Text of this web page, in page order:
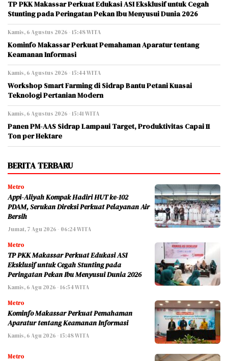
TP PKK Makassar Perkuat Edukasi ASI Eksklusif untuk Cegah
Stunting pada Peringatan Pekan Ibu Menyusui Dunia 2026
Kamis, 6 Agustus 2026 - 15:48 WITA
Kominfo Makassar Perkuat Pemahaman Aparatur tentang
Keamanan Informasi
Kamis, 6 Agustus 2026 - 15:44 WITA
Workshop Smart Farming di Sidrap Bantu Petani Kuasai
Teknologi Pertanian Modern
Kamis, 6 Agustus 2026 - 15:41 WITA
Panen PM-AAS Sidrap Lampaui Target, Produktivitas Capai 11
Ton per Hektare
BERITA TERBARU
Metro
Appi-Aliyah Kompak Hadiri HUT ke-102
PDAM, Serukan Direksi Perkuat Pelayanan Air
Bersih
Jumat, 7 Agu 2026 - 06:24 WITA
Metro
TP PKK Makassar Perkuat Edukasi ASI
Eksklusif untuk Cegah Stunting pada
Peringatan Pekan Ibu Menyusui Dunia 2026
Kamis, 6 Agu 2026 - 16:54 WITA
Metro
Kominfo Makassar Perkuat Pemahaman
Aparatur tentang Keamanan Informasi
Kamis, 6 Agu 2026 - 15:48 WITA
Metro